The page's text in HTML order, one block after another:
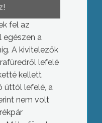
fel az
egészen a
A kivitelezők
lefelé
kellett
úttól lefelé, a
nem volt